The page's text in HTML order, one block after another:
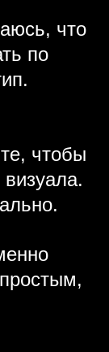
что
по
чтобы
визуала.